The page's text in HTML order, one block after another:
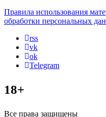
Правила использования
обработки персональных
rss
vk
ok
Telegram
18+
Все права защищены